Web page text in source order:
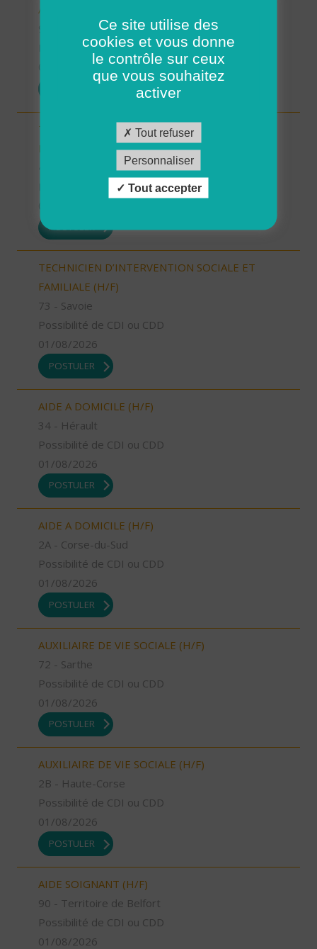
AIDE SOIGNANT (H/F)
91 - Essonne
Possibilité de CDI ou CDD
01/08/2026
TECHNICIEN D’INTERVENTION SOCIALE ET
FAMILIALE (H/F)
Possibilité de CDI ou CDD
POSTULER
TECHNICIEN D’INTERVENTION SOCIALE ET
FAMILIALE (H/F)
73 - Savoie
Possibilité de CDI ou CDD
01/08/2026
POSTULER
AIDE A DOMICILE (H/F)
34 - Hérault
Possibilité de CDI ou CDD
01/08/2026
POSTULER
AIDE A DOMICILE (H/F)
2A - Corse-du-Sud
Possibilité de CDI ou CDD
01/08/2026
POSTULER
AUXILIAIRE DE VIE SOCIALE (H/F)
72 - Sarthe
Possibilité de CDI ou CDD
01/08/2026
POSTULER
AUXILIAIRE DE VIE SOCIALE (H/F)
2B - Haute-Corse
Possibilité de CDI ou CDD
01/08/2026
POSTULER
AIDE SOIGNANT (H/F)
90 - Territoire de Belfort
Possibilité de CDI ou CDD
01/08/2026
Ce site utilise des
cookies et vous donne
le contrôle sur ceux
que vous souhaitez
activer
Tout refuser
Personnaliser
Tout accepter